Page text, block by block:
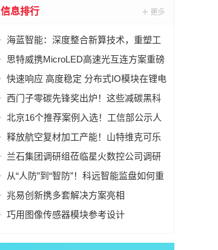
信息排行
海蓝智能：深度整合新算技术，重塑工
业读码器服务新标杆
思特威携MicroLED高速光互连方案重磅
亮相慕尼黑上海电子展
快速响应 高度稳定 分布式IO模块在锂电
池制造的优势揭秘 | 支持Modbus、
EtherCAT、Ethernet/IP、BACnet/IP等多
种协议
西门子零碳先锋奖出炉！这些减碳黑科
技太能打！
北京16个推荐案例入选！工信部公示人
工智能应用典型案例
释放航空复材加工产能！山特维克可乐
满锯齿刃铣刀从源头解决四大铣削工艺
兰石集团调研组莅临星火数控公司调研
指导数智化转型工作
从“人防”到“智防”！科远智能监盘如何重
塑火电运行新范式
兆易创新携多套解决方案亮相
CIIF2025，助力人形机器人落地
巧用图像传感器模块参考设计
造的全流程